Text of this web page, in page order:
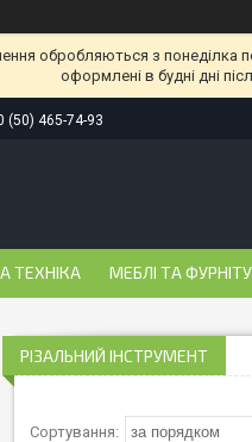
обробляються з
оформлені в будні дні
(50) 465-74-93
ТЕХНІКА МЕБЛІ ТА
РІЗАЛЬНИЙ ІНСТРУМЕНТ